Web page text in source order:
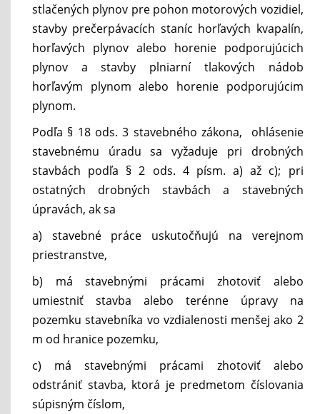
stlačených plynov pre pohon motorových vozidiel,
stavby prečerpávacích staníc horľavých kvapalín,
horľavých plynov alebo horenie podporujúcich
plynov a stavby plniarní tlakových nádob
horľavým plynom alebo horenie podporujúcim
plynom.
Podľa § 18 ods. 3 stavebného zákona, ohlásenie
stavebnému úradu sa vyžaduje pri drobných
stavbách podľa § 2 ods. 4 písm. a) až c); pri
ostatných drobných stavbách a stavebných
úpravách, ak sa
a) stavebné práce uskutočňujú na verejnom
priestranstve,
b) má stavebnými prácami zhotoviť alebo
umiestniť stavba alebo terénne úpravy na
pozemku stavebníka vo vzdialenosti menšej ako 2
m od hranice pozemku,
c) má stavebnými prácami zhotoviť alebo
odstrániť stavba, ktorá je predmetom číslovania
súpisným číslom,